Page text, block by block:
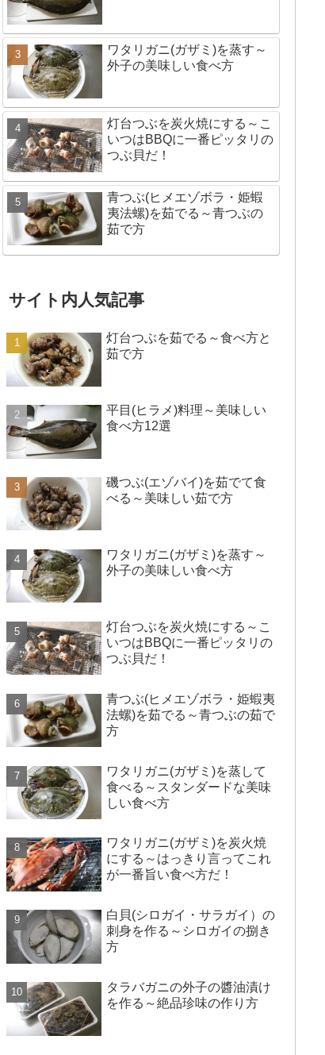
ワタリガニ(ガザミ)を蒸す～
外子の美味しい食べ方
灯台つぶを炭火焼にする～こ
いつはBBQに一番ピッタリの
つぶ貝だ！
青つぶ(ヒメエゾボラ・姫蝦
夷法螺)を茹でる～青つぶの
茹で方
サイト内人気記事
灯台つぶを茹でる～食べ方と
茹で方
平目(ヒラメ)料理～美味しい
食べ方12選
磯つぶ(エゾバイ)を茹でて食
べる～美味しい茹で方
ワタリガニ(ガザミ)を蒸す～
外子の美味しい食べ方
灯台つぶを炭火焼にする～こ
いつはBBQに一番ピッタリの
つぶ貝だ！
青つぶ(ヒメエゾボラ・姫蝦夷
法螺)を茹でる～青つぶの茹で
方
ワタリガニ(ガザミ)を蒸して
食べる～スタンダードな美味
しい食べ方
ワタリガニ(ガザミ)を炭火焼
にする～はっきり言ってこれ
が一番旨い食べ方だ！
白貝(シロガイ・サラガイ）の
刺身を作る～シロガイの捌き
方
タラバガニの外子の醬油漬け
を作る～絶品珍味の作り方